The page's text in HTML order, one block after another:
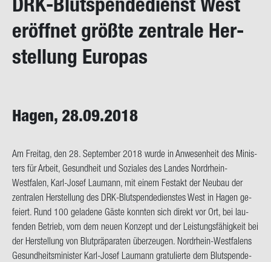
on
er­öff­net größ­te zen­tra­le Her­
stel­lung Eu­ro­pas
Hagen, 28.09.2018
Am Frei­tag, den 28. Sep­tem­ber 2018 wurde in An­we­sen­heit des Mi­nis­
ters für Ar­beit, Ge­sund­heit und So­zia­les des Lan­des Nordrhein-​
Westfalen, Karl-​Josef Lau­mann, mit einem Fest­akt der Neu­bau der
zen­tra­len Her­stel­lung des DRK-​Blutspendedienstes West in Hagen ge­
fei­ert. Rund 100 ge­la­de­ne Gäste konn­ten sich di­rekt vor Ort, bei lau­
fen­den Be­trieb, vom dem neuen Kon­zept und der Leis­tungs­fä­hig­keit bei
der Her­stel­lung von Blut­prä­pa­ra­ten über­zeu­gen. Nordrhein-​Westfalens
Ge­sund­heits­mi­nis­ter Karl-​Josef Lau­mann gra­tu­lier­te dem Blut­spen­de­